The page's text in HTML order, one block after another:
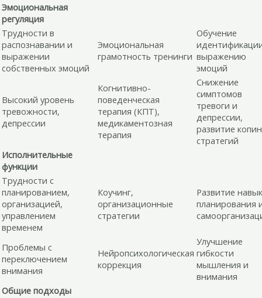
Эмоциональная
регуляция
Трудности в
распознавании и
выражении
собственных эмоций
Эмоциональная
грамотность тренинги
Обучение
выражению
эмоций
Высокий уровень
тревожности,
депрессии
Когнитивно-
поведенческая
терапия (КПТ),
медикаментозная
терапия
Снижение
симптомов
тревоги и
депрессии,
развитие
стратегий
Исполнительные
функции
Трудности с
планированием,
организацией,
управлением
временем
Коучинг,
организационные
стратегии
Развитие
планирования
Проблемы с
переключением
внимания
Нейропсихологическая
коррекция
Улучшение
гибкости
мышления и
внимания
Общие подходы